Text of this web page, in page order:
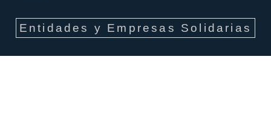
Entidades y Empresas Solidarias